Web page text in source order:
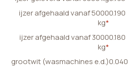
ijzer afgehaald vanaf 5000
kg*
0.190
ijzer afgehaald vanaf 3000
kg*
0.180
grootwit (wasmachines e.d.)0.040